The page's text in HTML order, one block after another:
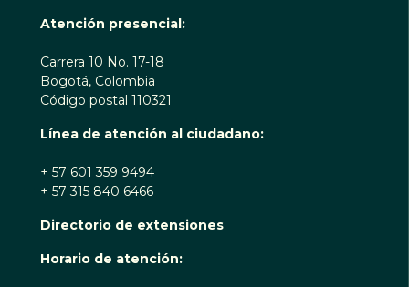
Atención presencial:
Carrera 10 No. 17-18
Bogotá, Colombia
Código postal 110321
Línea de atención al ciudadano:
+ 57 601 359 9494
+ 57 315 840 6466
Directorio de extensiones
Horario de atención: